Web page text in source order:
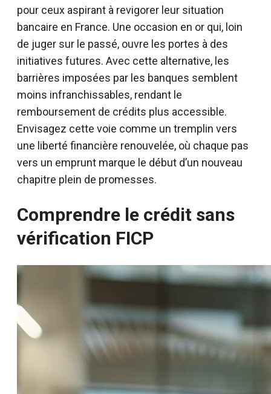
pour ceux aspirant à revigorer leur situation
bancaire en France. Une occasion en or qui, loin
de juger sur le passé, ouvre les portes à des
initiatives futures. Avec cette alternative, les
barrières imposées par les banques semblent
moins infranchissables, rendant le
remboursement de crédits plus accessible.
Envisagez cette voie comme un tremplin vers
une liberté financière renouvelée, où chaque pas
vers un emprunt marque le début d’un nouveau
chapitre plein de promesses.
Comprendre le crédit sans
vérification FICP